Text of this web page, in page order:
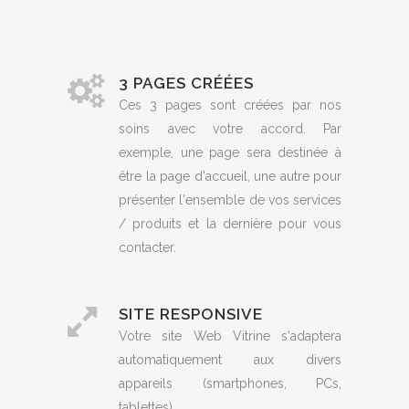
3 PAGES CRÉÉES
Ces 3 pages sont créées par nos
soins avec votre accord. Par
exemple, une page sera destinée à
être la page d'accueil, une autre pour
présenter l'ensemble de vos services
/ produits et la dernière pour vous
contacter.
SITE RESPONSIVE
Votre site Web Vitrine s'adaptera
automatiquement aux divers
appareils (smartphones, PCs,